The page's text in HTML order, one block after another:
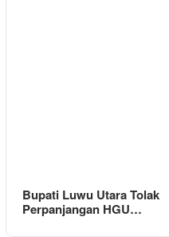
Bupati Luwu Utara Tolak
Perpanjangan HGU…